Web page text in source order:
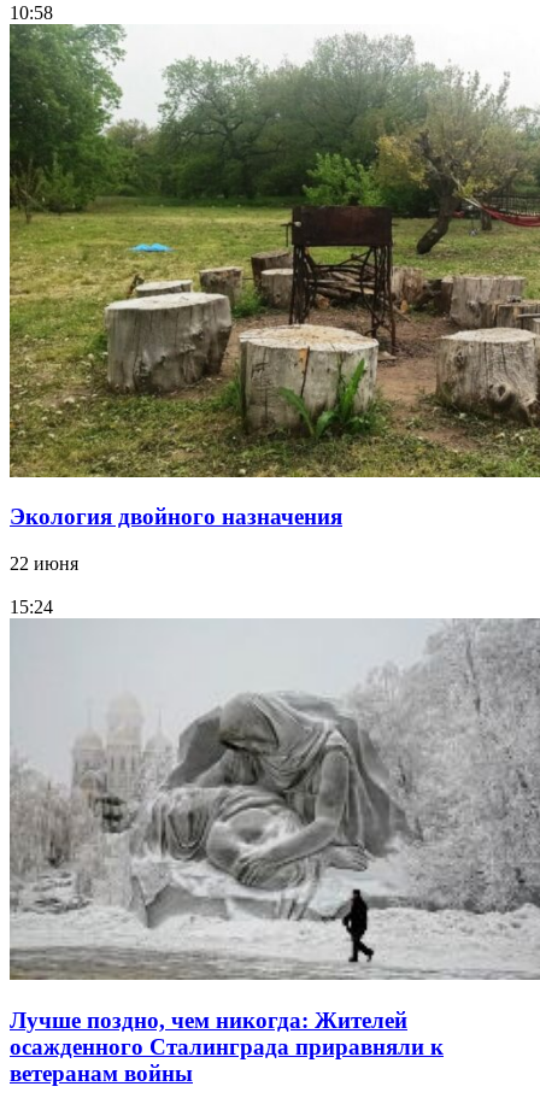
10:58
Экология двойного назначения
22 июня
15:24
Лучше поздно, чем никогда: Жителей
осажденного Сталинграда приравняли к
ветеранам войны